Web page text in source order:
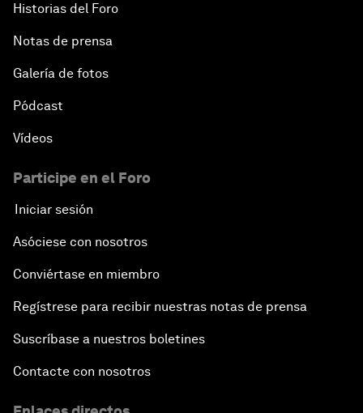
Historias del Foro
Notas de prensa
Galería de fotos
Pódcast
Vídeos
Participe en el Foro
Iniciar sesión
Asóciese con nosotros
Conviértase en miembro
Regístrese para recibir nuestras notas de prensa
Suscríbase a nuestros boletines
Contacte con nosotros